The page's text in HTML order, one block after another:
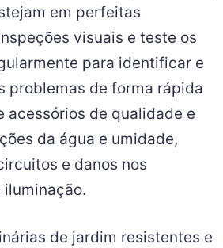
em perfeitas
visuais e teste os
para identificar e
problemas de forma rápida
acessórios de qualidade e
da água e umidade,
e danos nos
de jardim resistentes e